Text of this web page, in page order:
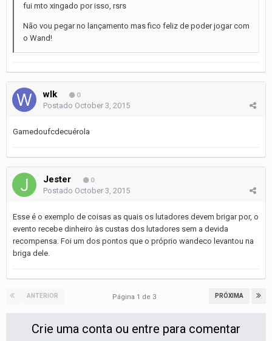
fui mto xingado por isso, rsrs
Não vou pegar no lançamento mas fico feliz de poder jogar com
o Wand!
wlk 0
Postado October 3, 2015
Gamedoufcdecuérola
Jester 0
Postado October 3, 2015
Esse é o exemplo de coisas as quais os lutadores devem brigar por, o
evento recebe dinheiro às custas dos lutadores sem a devida
recompensa. Foi um dos pontos que o próprio wandeco levantou na
briga dele.
ANTERIOR PRÓXIMA
Página 1 de 3
Crie uma conta ou entre para comentar